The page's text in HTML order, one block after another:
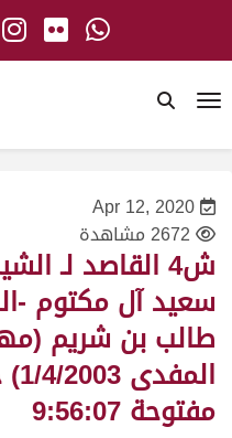
Apr 12, 2020
2672 مشاهدة
ش4 القاصد لـ
سعيد آل مكتوم -
طالب بن شريم
مفتوحة 9:56:07